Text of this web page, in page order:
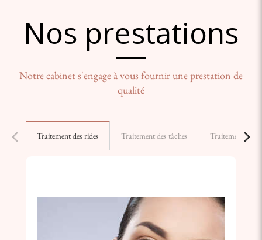
Nos prestations
Notre cabinet s'engage à vous fournir une prestation de
qualité
Traitement des rides Traitement des tâches Traitement du